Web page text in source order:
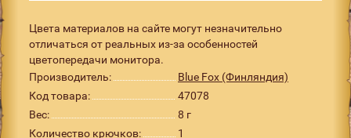
Цвета материалов на сайте могут незначительно
отличаться от реальных из-за особенностей
цветопередачи монитора.
Производитель:
Blue Fox (Финляндия)
Код товара:
47078
Вес:
8 г
Количество крючков:
1